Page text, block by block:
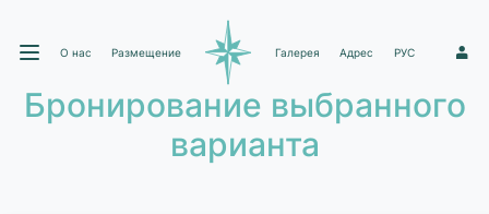
О нас Размещение Галерея Адрес РУС 1
Бронирование выбранного
варианта